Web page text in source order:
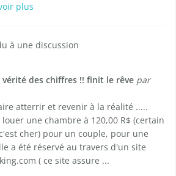
plus
à une discussion
vérité des chiffres !! finit le rêve par
atterrir et revenir à la réalité .....
une chambre à 120,00 R$ (certain
cher) pour un couple, pour une
a été réservé au travers d'un site
( ce site assure ...